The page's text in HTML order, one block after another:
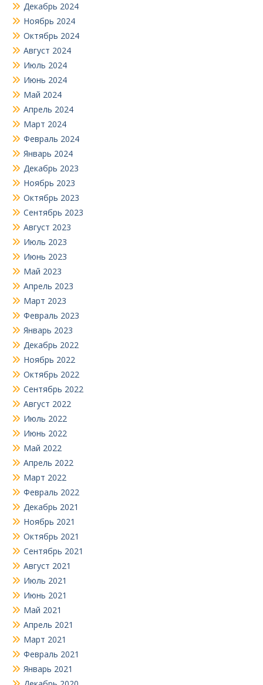
Декабрь 2024
Ноябрь 2024
Октябрь 2024
Август 2024
Июль 2024
Июнь 2024
Май 2024
Апрель 2024
Март 2024
Февраль 2024
Январь 2024
Декабрь 2023
Ноябрь 2023
Октябрь 2023
Сентябрь 2023
Август 2023
Июль 2023
Июнь 2023
Май 2023
Апрель 2023
Март 2023
Февраль 2023
Январь 2023
Декабрь 2022
Ноябрь 2022
Октябрь 2022
Сентябрь 2022
Август 2022
Июль 2022
Июнь 2022
Май 2022
Апрель 2022
Март 2022
Февраль 2022
Декабрь 2021
Ноябрь 2021
Октябрь 2021
Сентябрь 2021
Август 2021
Июль 2021
Июнь 2021
Май 2021
Апрель 2021
Март 2021
Февраль 2021
Январь 2021